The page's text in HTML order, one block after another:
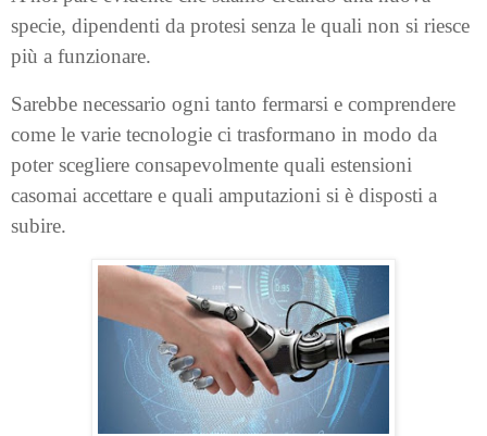
specie, dipendenti da protesi senza le quali non si riesce
più a funzionare.
Sarebbe necessario ogni tanto fermarsi e comprendere
come le varie tecnologie ci trasformano in modo da
poter scegliere consapevolmente quali estensioni
casomai accettare e quali amputazioni si è disposti a
subire.